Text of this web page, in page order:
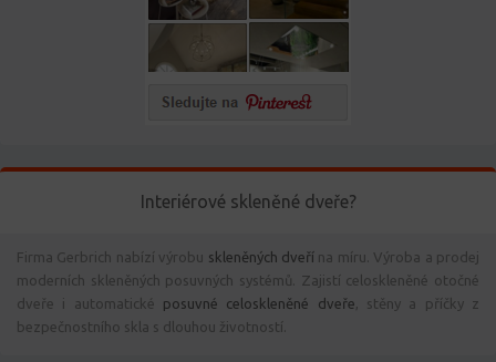
Interiérové skleněné dveře?
Firma Gerbrich nabízí výrobu skleněných dveří na míru. Výroba a prodej
moderních skleněných posuvných systémů. Zajistí celoskleněné otočné
dveře i automatické posuvné celoskleněné dveře, stěny a příčky z
bezpečnostního skla s dlouhou životností.